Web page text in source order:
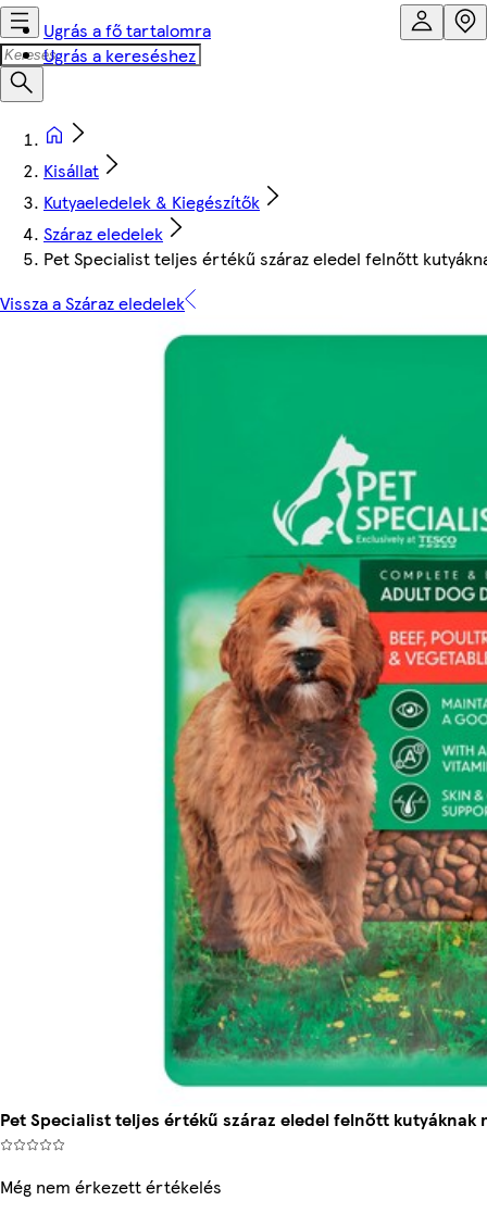
Ugrás a fő tartalomra
Ugrás a kereséshez
Kisállat
Kutyaeledelek & Kiegészítők
Száraz eledelek
Pet Specialist teljes értékű száraz eledel felnőtt
Vissza a Száraz eledelek
Pet Specialist teljes értékű száraz eledel felnőtt kutyáknak
Még nem érkezett értékelés